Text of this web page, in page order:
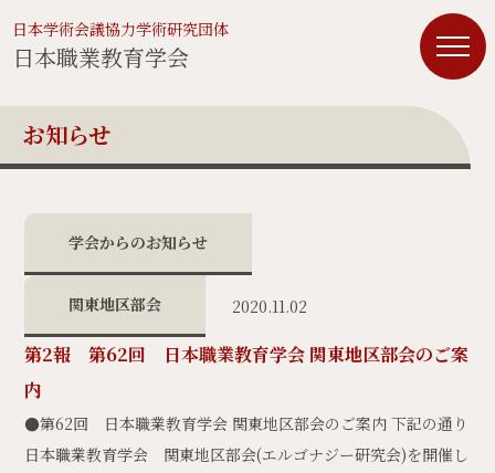
日本学術会議協力学術研究団体
日本職業教育学会
お知らせ
学会からのお知らせ
関東地区部会 2020.11.02
第2報 第62回 日本職業教育学会 関東地区部会のご案
内
●第62回 日本職業教育学会 関東地区部会のご案内 下記の通り
日本職業教育学会 関東地区部会(エルゴナジー研究会)を開催し